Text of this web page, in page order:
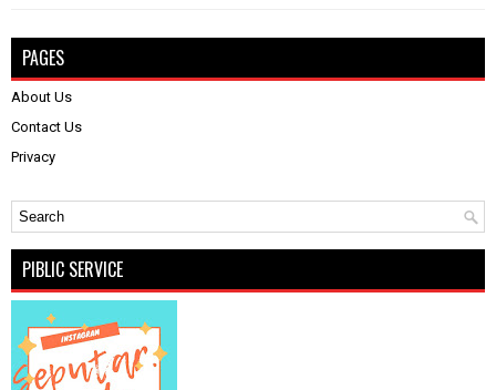
PAGES
About Us
Contact Us
Privacy
PIBLIC SERVICE